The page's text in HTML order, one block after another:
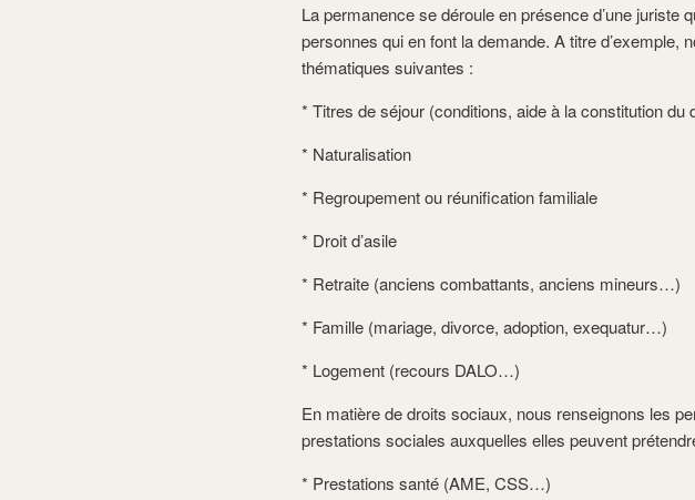
La permanence se déroule en présence d’une juriste
personnes qui en font la demande. A titre d’exemple,
thématiques suivantes :
* Titres de séjour (conditions, aide à la constitution
* Naturalisation
* Regroupement ou réunification familiale
* Droit d’asile
* Retraite (anciens combattants, anciens mineurs…)
* Famille (mariage, divorce, adoption, exequatur…)
* Logement (recours DALO…)
En matière de droits sociaux, nous renseignons les
prestations sociales auxquelles elles peuvent
* Prestations santé (AME, CSS…)